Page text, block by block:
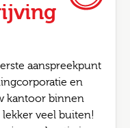
aanspreekpunt
en
kantoor binnen
veel buiten!